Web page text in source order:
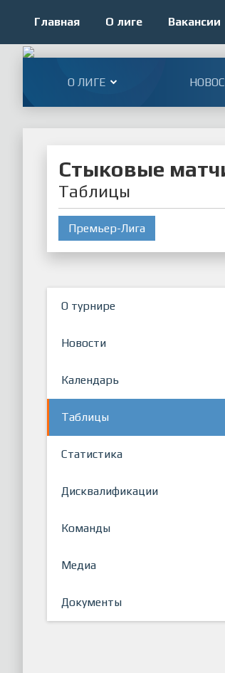
Главная О лиге Вакансии
О ЛИГЕ
Стыковые
Таблицы
Премьер-Лига
О турнире
Новости
Календарь
Таблицы
Статистика
Дисквалификации
Команды
Медиа
Документы